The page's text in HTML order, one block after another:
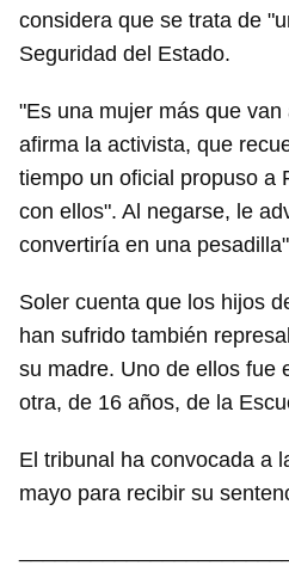
considera que se trata de
Seguridad del Estado.
"Es una mujer más que van
afirma la activista, que
tiempo un oficial propuso a
con ellos". Al negarse, le
convertiría en una
Soler cuenta que los hijos
han sufrido también
su madre. Uno de ellos fue
otra, de 16 años, de la
El tribunal ha convocada a
mayo para recibir su